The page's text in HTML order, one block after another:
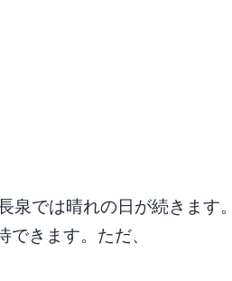
では晴れの日が続きます。
きます。ただ、